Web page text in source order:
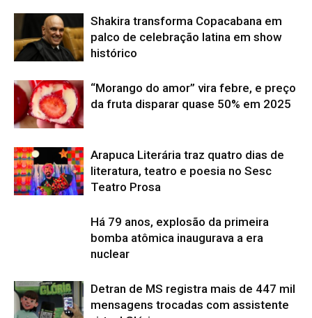
Shakira transforma Copacabana em
palco de celebração latina em show
histórico
“Morango do amor” vira febre, e preço
da fruta disparar quase 50% em 2025
Arapuca Literária traz quatro dias de
literatura, teatro e poesia no Sesc
Teatro Prosa
Há 79 anos, explosão da primeira
bomba atômica inaugurava a era
nuclear
Detran de MS registra mais de 447 mil
mensagens trocadas com assistente